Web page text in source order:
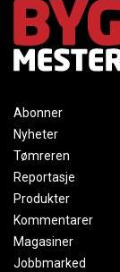
Abonner
Nyheter
Tømreren
Reportasje
Produkter
Kommentarer
Magasiner
Jobbmarked